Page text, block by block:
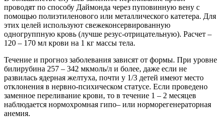
проводят по способу Даймонда через пуповинную вену с
помощью полиэтиленового или металлического катетера. Для
этих целей используют свежеконсервированную
одногруппную кровь (лучше резус-отрицательную). Расчет –
120 – 170 мл крови на 1 кг массы тела.
Течение и прогноз заболевания зависят от формы. При уровне
билирубина 257 – 342 мкмоль/л и более, даже если не
развилась ядерная желтуха, почти у 1/3 детей имеют место
отклонения в нервно-психическом статусе. Если проведено
заменное переливание крови, то в течение 1 – 2 месяцев
наблюдается нормохромная гипо– или норморегенераторная
анемия.